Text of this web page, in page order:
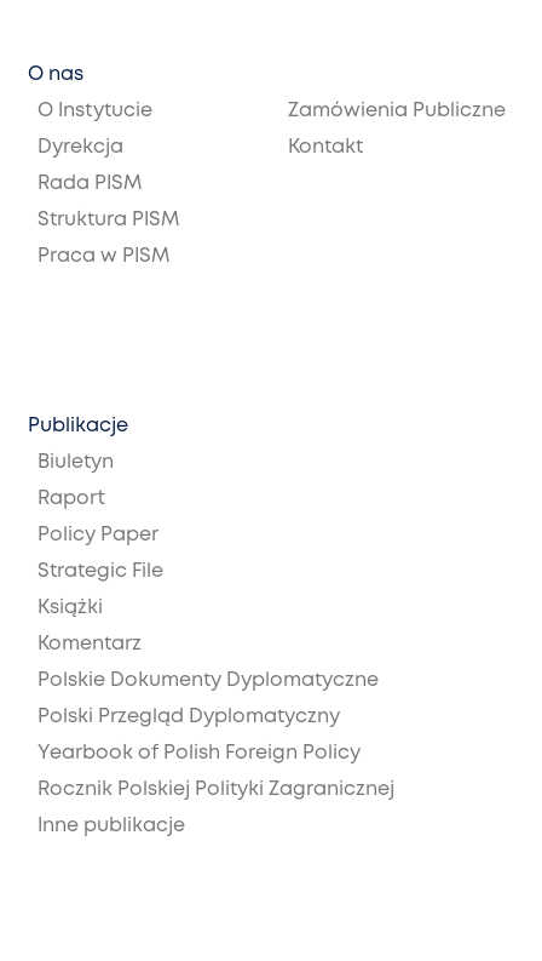
O nas
O Instytucie
Dyrekcja
Rada PISM
Struktura PISM
Praca w PISM
Zamówienia Publiczne
Kontakt
Publikacje
Biuletyn
Raport
Policy Paper
Strategic File
Książki
Komentarz
Polskie Dokumenty Dyplomatyczne
Polski Przegląd Dyplomatyczny
Yearbook of Polish Foreign Policy
Rocznik Polskiej Polityki Zagranicznej
Inne publikacje